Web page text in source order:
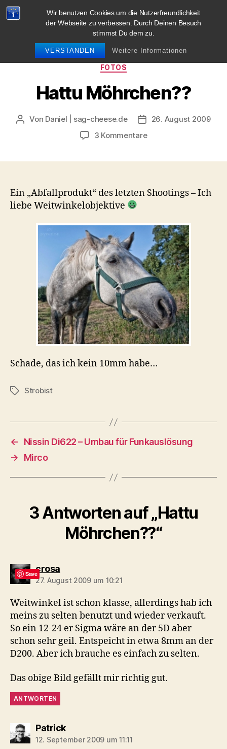
Wir benutzen Cookies um die Nutzerfreundlichkeit
der Webseite zu verbessen. Durch Deinen Besuch
stimmst Du dem zu.
VERSTANDEN Weitere Informationen
blog.sag-cheese.de
Kategorien
FOTOS
Hattu Möhrchen??
Beitragsautor
Von Daniel | sag-cheese.de Beitragsdatum
26. August 2009
3 Kommentarezu
Ein „Abfallprodukt“ des letzten Shootings – Ich
liebe Weitwinkelobjektive
Schade, das ich kein 10mm habe…
Schlagwörter
Strobist
←
Nissin Di622 – Umbau für Funkauslösung
→
Mirco
3 Antworten auf „Hattu
Möhrchen??“
crosasagt:
27. August 2009 um 10:21
Weitwinkel ist schon klasse, allerdings hab ich
meins zu selten benutzt und wieder verkauft.
So ein 12-24 er Sigma wäre an der 5D aber
schon sehr geil. Entspeicht in etwa 8mm an der
D200. Aber ich brauche es einfach zu selten.
Das obige Bild gefällt mir richtig gut.
ANTWORTEN
Patricksagt:
12. September 2009 um 11:11
Save